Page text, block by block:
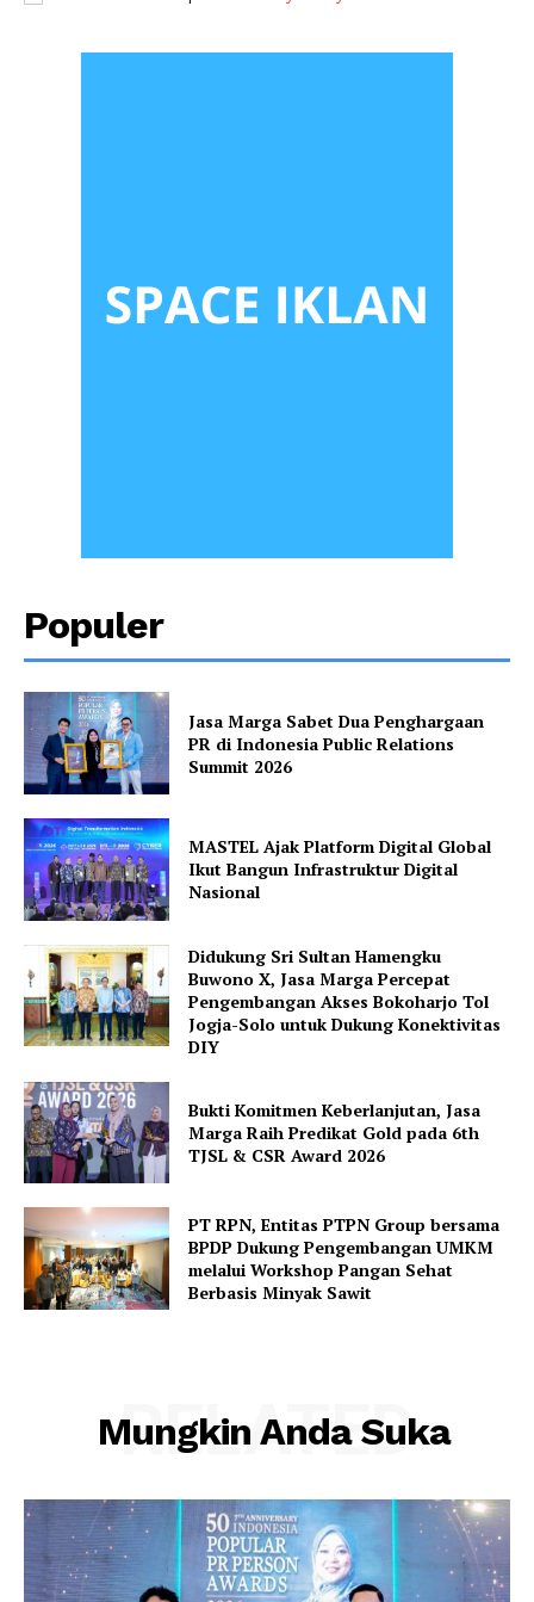
Populer
Jasa Marga Sabet Dua Penghargaan
PR di Indonesia Public Relations
Summit 2026
MASTEL Ajak Platform Digital Global
Ikut Bangun Infrastruktur Digital
Nasional
Didukung Sri Sultan Hamengku
Buwono X, Jasa Marga Percepat
Pengembangan Akses Bokoharjo Tol
Jogja-Solo untuk Dukung Konektivitas
DIY
Bukti Komitmen Keberlanjutan, Jasa
Marga Raih Predikat Gold pada 6th
TJSL & CSR Award 2026
PT RPN, Entitas PTPN Group bersama
BPDP Dukung Pengembangan UMKM
melalui Workshop Pangan Sehat
Berbasis Minyak Sawit
Mungkin Anda Suka
RELATED